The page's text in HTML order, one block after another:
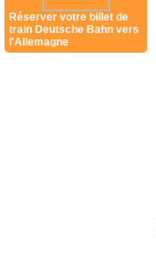
Réserver votre billet de
train Deutsche Bahn vers
l'Allemagne